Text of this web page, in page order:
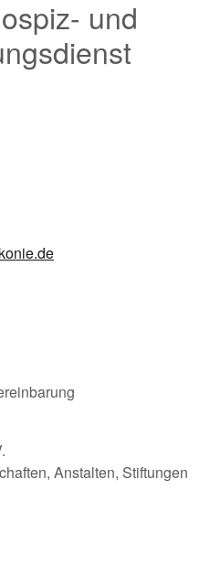
und
Anstalten, Stiftungen